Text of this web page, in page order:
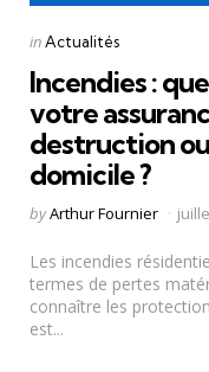
Categories
Posted
inActualités
Incendies :
votre
destruction
domicile ?
Posted
byArthur Fournier
Les incendies
termes de pertes
connaître les
est...